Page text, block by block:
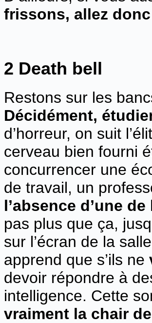
frissons, allez
2 Death bell
Restons sur les
Décidément,
d’horreur, on suit
cerveau bien fourni
concurrencer une
de travail, un
l’absence d’une
pas plus que ça,
sur l’écran de la
apprend que s’ils ne
devoir répondre à
intelligence. Cette
vraiment la chair